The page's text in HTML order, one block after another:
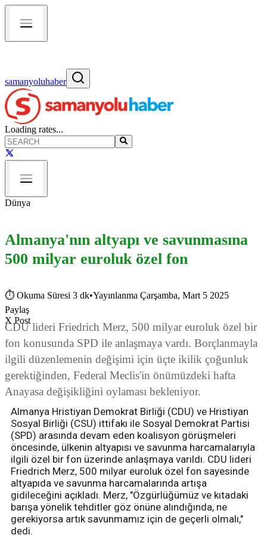
samanyoluhaber
Loading rates...
Dünya
Almanya'nın altyapı ve savunmasına
500 milyar euroluk özel fon
⏱ Okuma Süresi 3 dk•Yayınlanma Çarşamba, Mart 5 2025
Paylaş
X Post
CDU lideri Friedrich Merz, 500 milyar euroluk özel bir
fon konusunda SPD ile anlaşmaya vardı. Borçlanmayla
ilgili düzenlemenin değişimi için üçte ikilik çoğunluk
gerektiğinden, Federal Meclis'in önümüzdeki hafta
Anayasa değişikliğini oylaması bekleniyor.
Almanya Hristiyan Demokrat Birliği (CDU) ve Hristiyan
Sosyal Birliği (CSU) ittifakı ile Sosyal Demokrat Partisi
(SPD) arasında devam eden koalisyon görüşmeleri
öncesinde, ülkenin altyapısı ve savunma harcamalarıyla
ilgili özel bir fon üzerinde anlaşmaya varıldı. CDU lideri
Friedrich Merz, 500 milyar euroluk özel fon sayesinde
altyapıda ve savunma harcamalarında artışa
gidileceğini açıkladı. Merz, "Özgürlüğümüz ve kıtadaki
barışa yönelik tehditler göz önüne alındığında, ne
gerekiyorsa artık savunmamız için de geçerli olmalı,"
dedi.